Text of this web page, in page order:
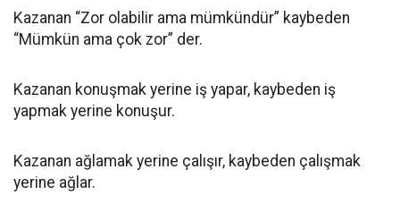
Kazanan “Zor olabilir ama mümkündür” kaybeden
“Mümkün ama çok zor” der.
Kazanan konuşmak yerine iş yapar, kaybeden iş
yapmak yerine konuşur.
Kazanan ağlamak yerine çalışır, kaybeden çalışmak
yerine ağlar.